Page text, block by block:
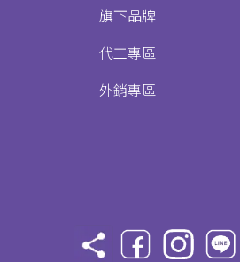
旗下品牌
代工專區
外銷專區